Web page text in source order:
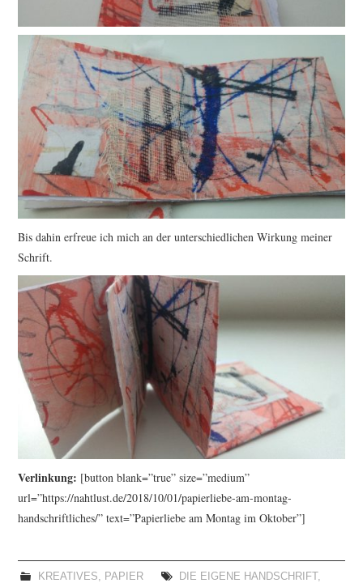
Bis dahin erfreue ich mich an der unterschiedlichen Wirkung meiner
Schrift.
Verlinkung: [button blank=”true” size=”medium”
url=”https://nahtlust.de/2018/10/01/papierliebe-am-montag-
handschriftliches/” text=”Papierliebe am Montag im Oktober”]
KREATIVES, PAPIER DIE EIGENE HANDSCHRIFT ,